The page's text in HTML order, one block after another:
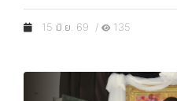
15 มิ.ย. 69 / 135